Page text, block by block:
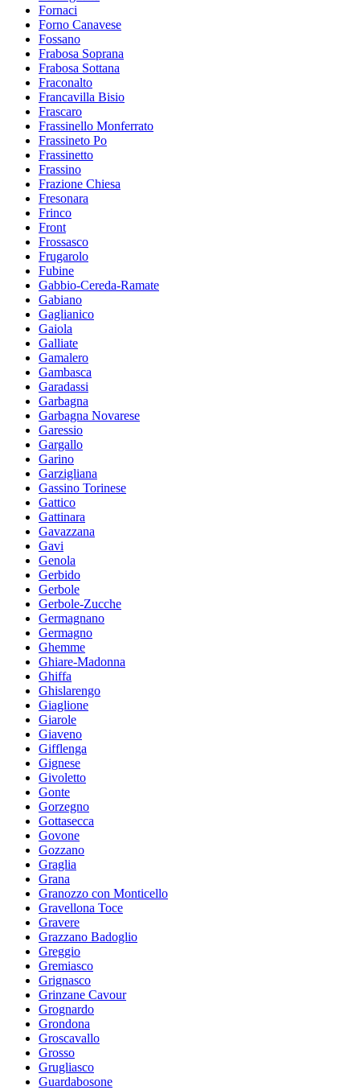
Fornaci
Forno Canavese
Fossano
Frabosa Soprana
Frabosa Sottana
Fraconalto
Francavilla Bisio
Frascaro
Frassinello Monferrato
Frassineto Po
Frassinetto
Frassino
Frazione Chiesa
Fresonara
Frinco
Front
Frossasco
Frugarolo
Fubine
Gabbio-Cereda-Ramate
Gabiano
Gaglianico
Gaiola
Galliate
Gamalero
Gambasca
Garadassi
Garbagna
Garbagna Novarese
Garessio
Gargallo
Garino
Garzigliana
Gassino Torinese
Gattico
Gattinara
Gavazzana
Gavi
Genola
Gerbido
Gerbole
Gerbole-Zucche
Germagnano
Germagno
Ghemme
Ghiare-Madonna
Ghiffa
Ghislarengo
Giaglione
Giarole
Giaveno
Gifflenga
Gignese
Givoletto
Gonte
Gorzegno
Gottasecca
Govone
Gozzano
Graglia
Grana
Granozzo con Monticello
Gravellona Toce
Gravere
Grazzano Badoglio
Greggio
Gremiasco
Grignasco
Grinzane Cavour
Grognardo
Grondona
Groscavallo
Grosso
Grugliasco
Guardabosone